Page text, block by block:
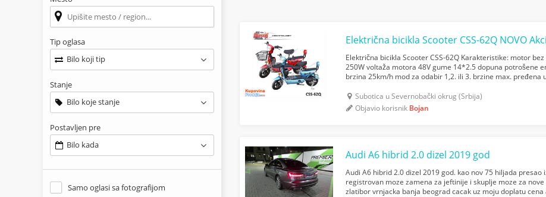
Električna bicikla Scooter CSS-62Q NOVO
Električna bicikla Scooter CSS-62Q Karakteristike: motor
250W voltaža motora 48V gume 14*2.5 dopuna potrošene
brzina 25km/h mod za odabir 1,2. ili 3. brzine max. pređena
Subotica u Severnobački okrug (Srbija)
Objavio korisnik Bojan
Audi A6 hibrid 2.0 dizel 2019 god
Audi A6 hibrid 2.0 dizel 2019 god. kao nov 75 hiljada presao
registrovan moze zamena za jeftinije i skuplje moze za
zlatibor vrnjacka banja beograd cacak uz moju doplatu
Tip oglasa
Bilo koji tip
Stanje
Bilo koje stanje
Postavljen pre
Bilo kada
Samo oglasi sa fotografijom